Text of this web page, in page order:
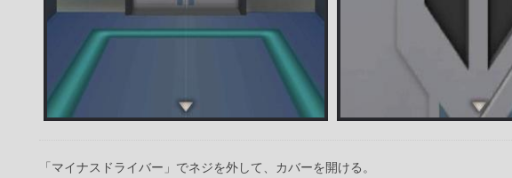
「マイナスドライバー」でネジを外して、カバーを開ける。